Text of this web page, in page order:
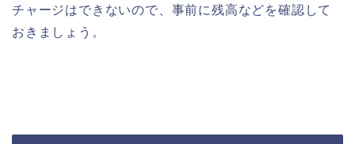
チャージはできないので、事前に残高などを確認して
おきましょう。